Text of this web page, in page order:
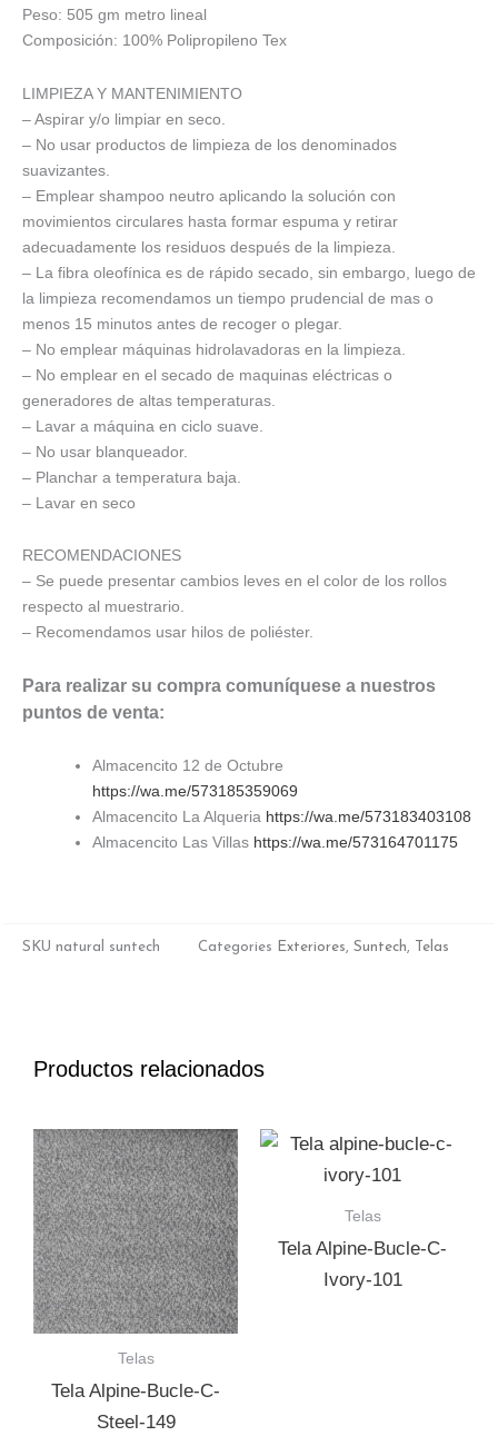
Peso: 505 gm metro lineal
Composición: 100% Polipropileno Tex
LIMPIEZA Y MANTENIMIENTO
– Aspirar y/o limpiar en seco.
– No usar productos de limpieza de los denominados
suavizantes.
– Emplear shampoo neutro aplicando la solución con
movimientos circulares hasta formar espuma y retirar
adecuadamente los residuos después de la limpieza.
– La fibra oleofínica es de rápido secado, sin embargo, luego de
la limpieza recomendamos un tiempo prudencial de mas o
menos 15 minutos antes de recoger o plegar.
– No emplear máquinas hidrolavadoras en la limpieza.
– No emplear en el secado de maquinas eléctricas o
generadores de altas temperaturas.
– Lavar a máquina en ciclo suave.
– No usar blanqueador.
– Planchar a temperatura baja.
– Lavar en seco
RECOMENDACIONES
– Se puede presentar cambios leves en el color de los rollos
respecto al muestrario.
– Recomendamos usar hilos de poliéster.
Para realizar su compra comuníquese a nuestros
puntos de venta:
Almacencito 12 de Octubre
https://wa.me/573185359069
Almacencito La Alqueria https://wa.me/573183403108
Almacencito Las Villas https://wa.me/573164701175
SKU natural suntech Categories Exteriores, Suntech, Telas
Productos relacionados
Telas
Tela Alpine-Bucle-C-
Steel-149
Telas
Tela Alpine-Bucle-C-
Ivory-101